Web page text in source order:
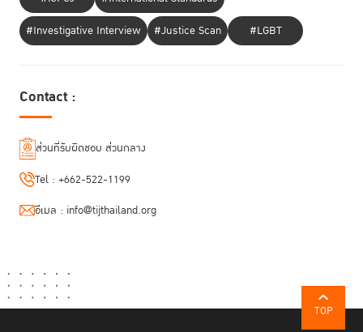
ปัญหาที่ไม่สามารถบูรณาการหน่วยงานต่างๆ ทั้งรัฐและเอกชนให้มารวมเป็น
ศูนย์กลางการบริหารจัดการได้
#Investigative Interview
#Justice Scan #LGBT
Contact :
ส่วนที่รับผิดชอบ ส่วนกลาง
Tel : +662-522-1199
อีเมล : info@tijthailand.org
TOP